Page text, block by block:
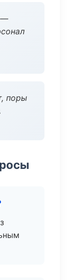
—
поры